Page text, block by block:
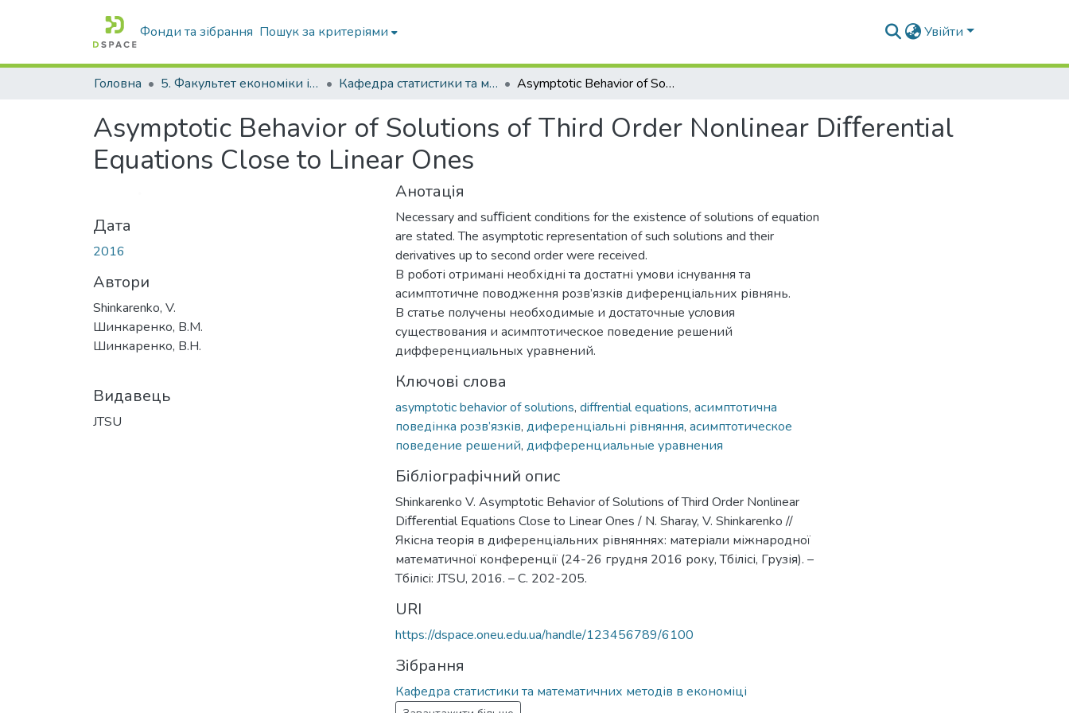
Фонди та зібрання Пошук за критеріями Увійти
Головна 5. Факультет економіки і управління підприємництвом Кафедра статистики та математичних методів в економіці Asymptotic Behavior of Solutions of Third Order Nonlinear Diﬀerential Equations Close to Linear Ones
Asymptotic Behavior of Solutions of Third Order Nonlinear Diﬀerential
Equations Close to Linear Ones
Дата
2016
Автори
Shinkarenko, V.
Шинкаренко, В.М.
Шинкаренко, В.Н.
Видавець
JTSU
Анотація
Necessary and suﬃcient conditions for the existence of solutions of equation
are stated. The asymptotic representation of such solutions and their
derivatives up to second order were received.
В роботі отримані необхідні та достатні умови існування та
асимптотичне поводження розв’язків диференціальних рівнянь.
В статье получены необходимые и достаточные условия
существования и асимптотическое поведение решений
дифференциальных уравнений.
Ключові слова
asymptotic behavior of solutions, diffrential equations, асимптотична
поведінка розв’язків, диференціальні рівняння, асимптотическое
поведение решений, дифференциальные уравнения
Бібліографічний опис
Shinkarenko V. Asymptotic Behavior of Solutions of Third Order Nonlinear
Diﬀerential Equations Close to Linear Ones / N. Sharay, V. Shinkarenko //
Якісна теорія в диференціальних рівняннях: матеріали міжнародної
математичної конференції (24-26 грудня 2016 року, Тбілісі, Грузія). –
Тбілісі: JTSU, 2016. – С. 202-205.
URI
https://dspace.oneu.edu.ua/handle/123456789/6100
Зібрання
Кафедра статистики та математичних методів в економіці